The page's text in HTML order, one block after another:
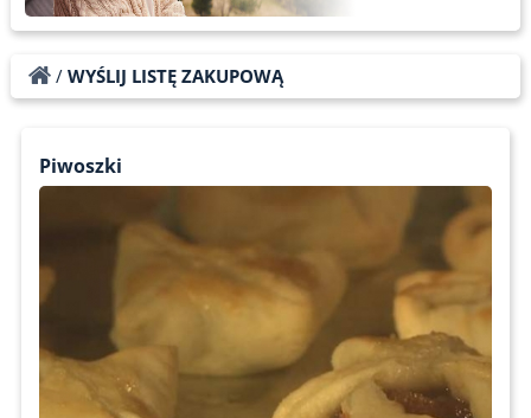
/ WYŚLIJ LISTĘ ZAKUPOWĄ
Piwoszki